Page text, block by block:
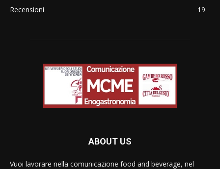
Recensioni
19
ABOUT US
Vuoi lavorare nella comunicazione food and beverage, nel